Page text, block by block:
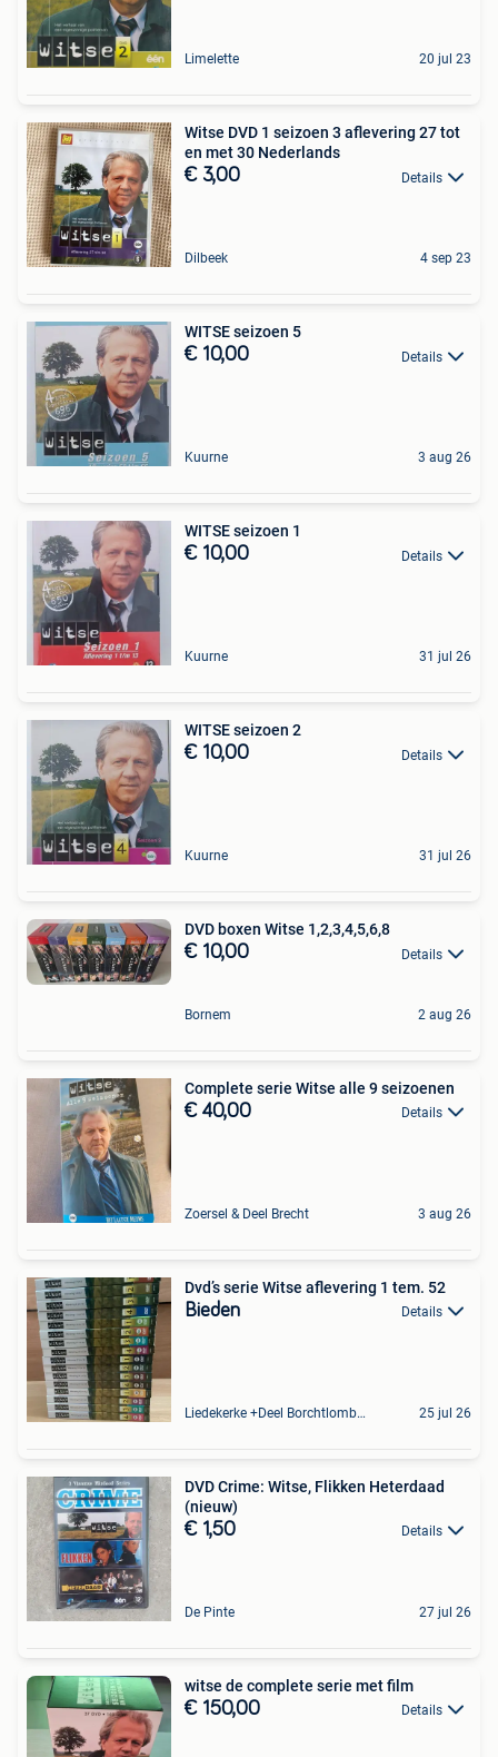
Limelette 20 jul 23
Witse DVD 1 seizoen 3 aflevering 27 tot
en met 30 Nederlands
€ 3,00 Details
Dilbeek 4 sep 23
WITSE seizoen 5
€ 10,00 Details
Kuurne 3 aug 26
WITSE seizoen 1
€ 10,00 Details
Kuurne 31 jul 26
WITSE seizoen 2
€ 10,00 Details
Kuurne 31 jul 26
DVD boxen Witse 1,2,3,4,5,6,8
€ 10,00 Details
Bornem 2 aug 26
Complete serie Witse alle 9 seizoenen
€ 40,00 Details
Zoersel & Deel Brecht 3 aug 26
Dvd’s serie Witse aflevering 1 tem. 52
Bieden Details
Liedekerke +Deel Borchtlombeek 25 jul 26
DVD Crime: Witse, Flikken Heterdaad
(nieuw)
€ 1,50 Details
De Pinte 27 jul 26
witse de complete serie met film
€ 150,00 Details